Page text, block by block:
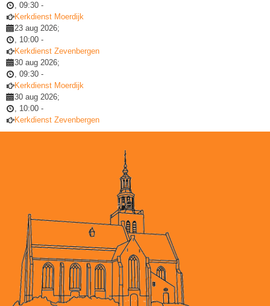
, 09:30 -
Kerkdienst Moerdijk
23 aug 2026;
, 10:00 -
Kerkdienst Zevenbergen
30 aug 2026;
, 09:30 -
Kerkdienst Moerdijk
30 aug 2026;
, 10:00 -
Kerkdienst Zevenbergen